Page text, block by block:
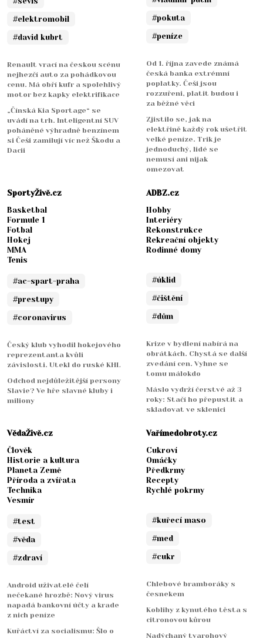
#elektromobil
#david kubrt
Renault vrací na českou scénu
nejhezčí auto za pohádkovou
cenu. Má obří kufr a spolehlivý
motor bez kapky elektrifikace
„Čínská Kia Sportage“ se
uvádí na trh. Inteligentní SUV
poháněné výhradně benzínem
si Češi zamilují víc než Škodu a
Dacii
#pokuta
#peníze
Od 1. října zavede známá
česká banka extrémní
poplatky. Češi jsou
rozzuřeni, platit budou i
za běžné věci
Zjistilo se, jak na
elektřině každý rok ušetřit
velké peníze. Trik je
jednoduchý, lidé se
nemusí ani nijak
omezovat
SportyŽivě.cz
Basketbal
Formule 1
Fotbal
Hokej
MMA
Tenis
#ac-spart-praha
#prestupy
#coronavirus
Český klub vyhodil hokejového
reprezentanta kvůli
závislosti. Utekl do ruské KHL
Odchod nejdůležitější persony
Slavie? Ve hře slavné kluby i
miliony
ADBZ.cz
Hobby
Interiéry
Rekonstrukce
Rekreační objekty
Rodinné domy
#úklid
#čištění
#dům
Krize v bydlení nabírá na
obrátkách. Chystá se další
zvedání cen. Vyhne se
tomu málokdo
Máslo vydrží čerstvé až 3
roky: Stačí ho přepustit a
skladovat ve sklenici
VědaŽivě.cz
Člověk
Historie a kultura
Planeta Země
Příroda a zvířata
Technika
Vesmír
#test
#věda
#zdraví
Android uživatelé čelí
nečekané hrozbě: Nový virus
napadá bankovní účty a krade
z nich peníze
Kuřáctví za socialismu: Šlo o
Vařímedobroty.cz
Cukroví
Omáčky
Předkrmy
Recepty
Rychlé pokrmy
#kuřecí maso
#med
#cukr
Chlebové bramboráky s
česnekem
Koblihy z kynutého těsta s
citronovou kůrou
Nadýchaný tvarohový